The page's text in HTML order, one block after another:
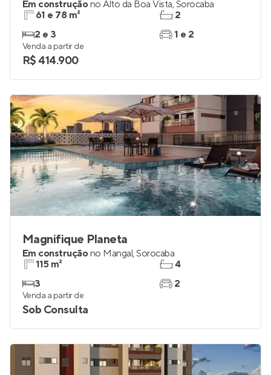
Em construçãono Alto da Boa Vista,Sorocaba
61 e 78 m²
2 e 3
2
1 e 2
Venda a partir de
R$ 414.900
Magnifique Planeta
Em construçãono Mangal,Sorocaba
115 m²
3
4
2
Venda a partir de
Sob Consulta